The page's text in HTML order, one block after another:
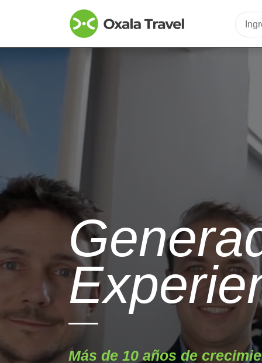
Más de 10 años de